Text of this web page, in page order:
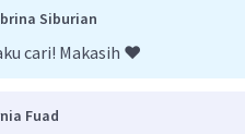
pada pasangan Ag
Siburian
cari! Makasih ❤️
Fuad